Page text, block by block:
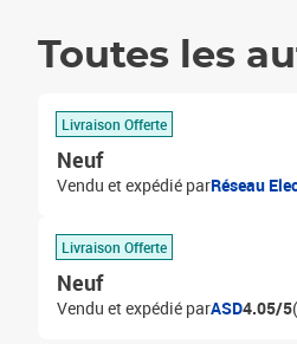
Toutes les
Livraison Offerte
Neuf
Vendu et expédié parRéseau
Livraison Offerte
Neuf
Vendu et expédié parASD4.05/5